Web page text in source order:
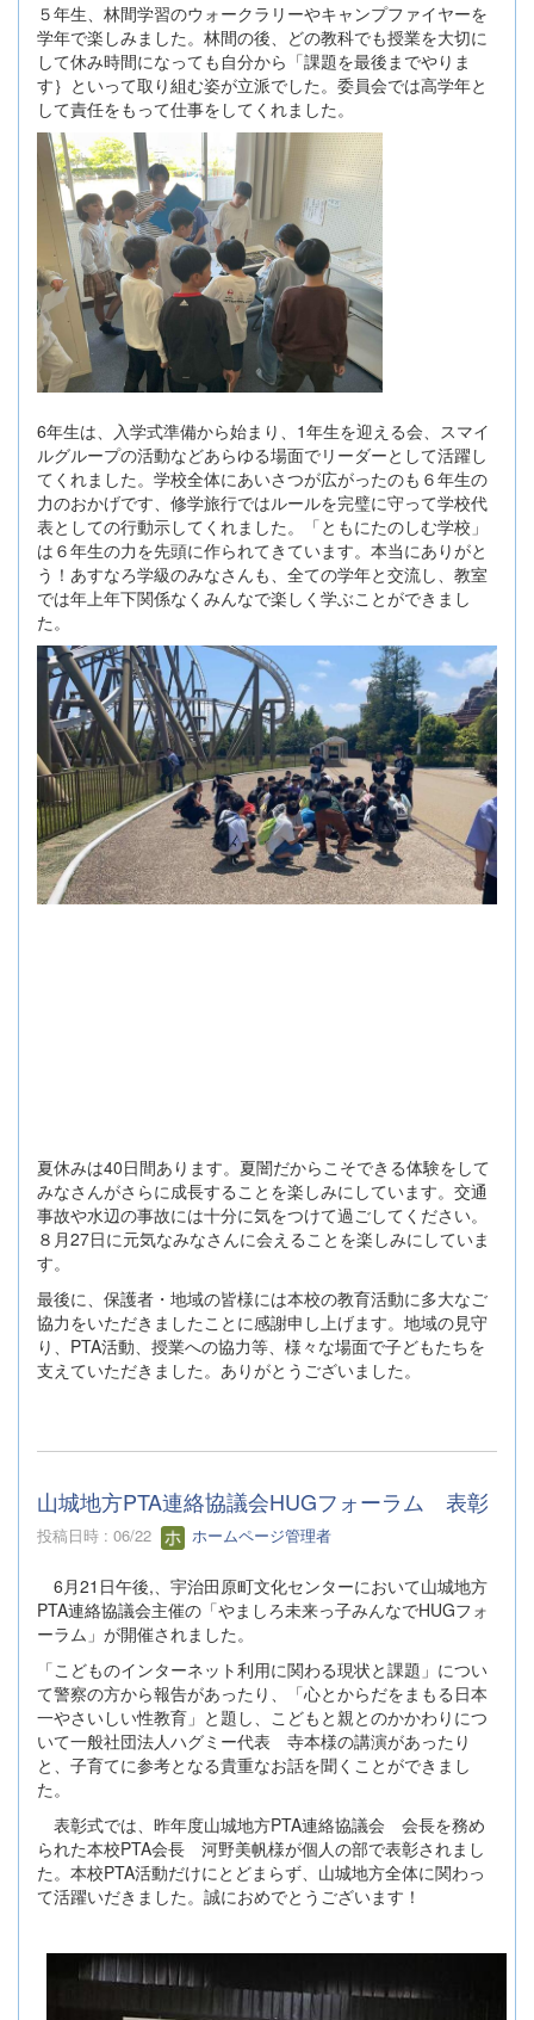
５年生、林間学習のウォークラリーやキャンプファイヤーを
学年で楽しみました。林間の後、どの教科でも授業を大切に
して休み時間になっても自分から「課題を最後までやりま
す｝といって取り組む姿が立派でした。委員会では高学年と
して責任をもって仕事をしてくれました。
6年生は、入学式準備から始まり、1年生を迎える会、スマイ
ルグループの活動などあらゆる場面でリーダーとして活躍し
てくれました。学校全体にあいさつが広がったのも６年生の
力のおかげです、修学旅行ではルールを完璧に守って学校代
表としての行動示してくれました。「ともにたのしむ学校」
は６年生の力を先頭に作られてきています。本当にありがと
う！あすなろ学級のみなさんも、全ての学年と交流し、教室
では年上年下関係なくみんなで楽しく学ぶことができまし
た。
夏休みは40日間あります。夏闇だからこそできる体験をして
みなさんがさらに成長することを楽しみにしています。交通
事故や水辺の事故には十分に気をつけて過ごしてください。
８月27日に元気なみなさんに会えることを楽しみにしていま
す。
最後に、保護者・地域の皆様には本校の教育活動に多大なご
協力をいただきましたことに感謝申し上げます。地域の見守
り、PTA活動、授業への協力等、様々な場面で子どもたちを
支えていただきました。ありがとうございました。
山城地方PTA連絡協議会HUGフォーラム 表彰
投稿日時 : 06/22 ホームページ管理者
6月21日午後,、宇治田原町文化センターにおいて山城地方
PTA連絡協議会主催の「やましろ未来っ子みんなでHUGフォ
ーラム」が開催されました。
「こどものインターネット利用に関わる現状と課題」につい
て警察の方から報告があったり、「心とからだをまもる日本
一やさいしい性教育」と題し、こどもと親とのかかわりにつ
いて一般社団法人ハグミー代表 寺本様の講演があったり
と、子育てに参考となる貴重なお話を聞くことができまし
た。
表彰式では、昨年度山城地方PTA連絡協議会 会長を務め
られた本校PTA会長 河野美帆様が個人の部で表彰されまし
た。本校PTA活動だけにとどまらず、山城地方全体に関わっ
て活躍いだきました。誠におめでとうございます！